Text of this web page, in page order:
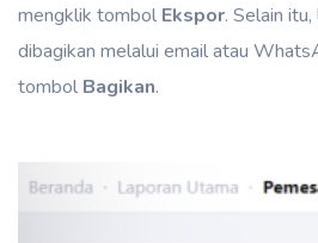
mengklik tombol Ekspor. Selain
dibagikan melalui email atau
tombol Bagikan.